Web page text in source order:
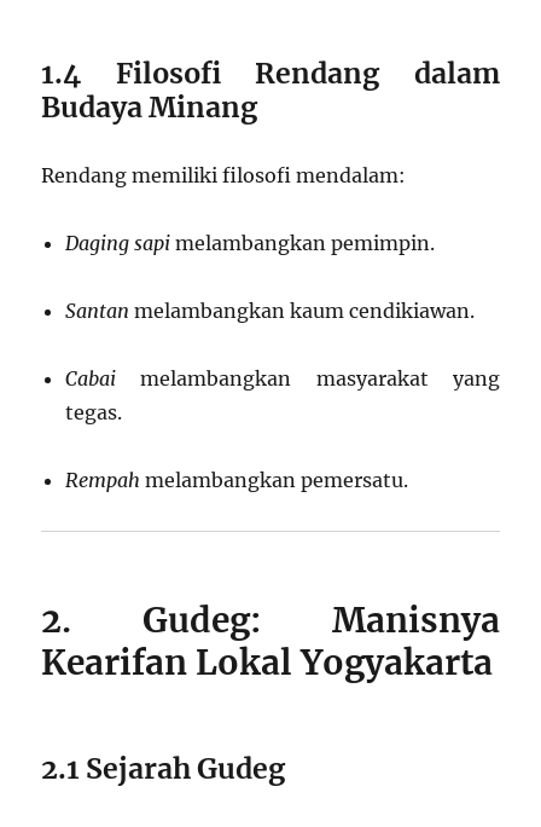
1.4 Filosofi Rendang dalam
Budaya Minang
Rendang memiliki filosofi mendalam:
Daging sapi melambangkan pemimpin.
Santan melambangkan kaum cendikiawan.
Cabai melambangkan masyarakat yang
tegas.
Rempah melambangkan pemersatu.
2. Gudeg: Manisnya
Kearifan Lokal Yogyakarta
2.1 Sejarah Gudeg